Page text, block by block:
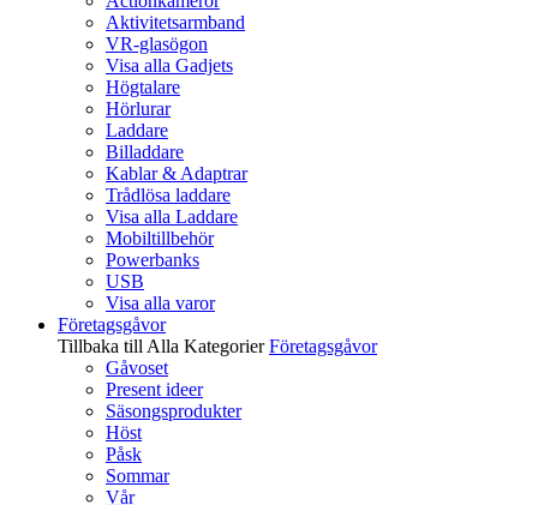
Aktivitetsarmband
VR-glasögon
Visa alla Gadjets
Högtalare
Hörlurar
Laddare
Billaddare
Kablar & Adaptrar
Trådlösa laddare
Visa alla Laddare
Mobiltillbehör
Powerbanks
USB
Visa alla varor
Företagsgåvor
Tillbaka till Alla Kategorier Företagsgåvor
Gåvoset
Present ideer
Säsongsprodukter
Höst
Påsk
Sommar
Vår